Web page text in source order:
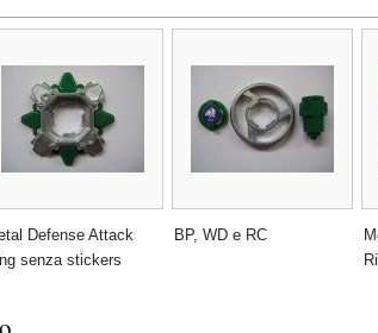
Defense Attack
senza stickers
BP, WD e RC